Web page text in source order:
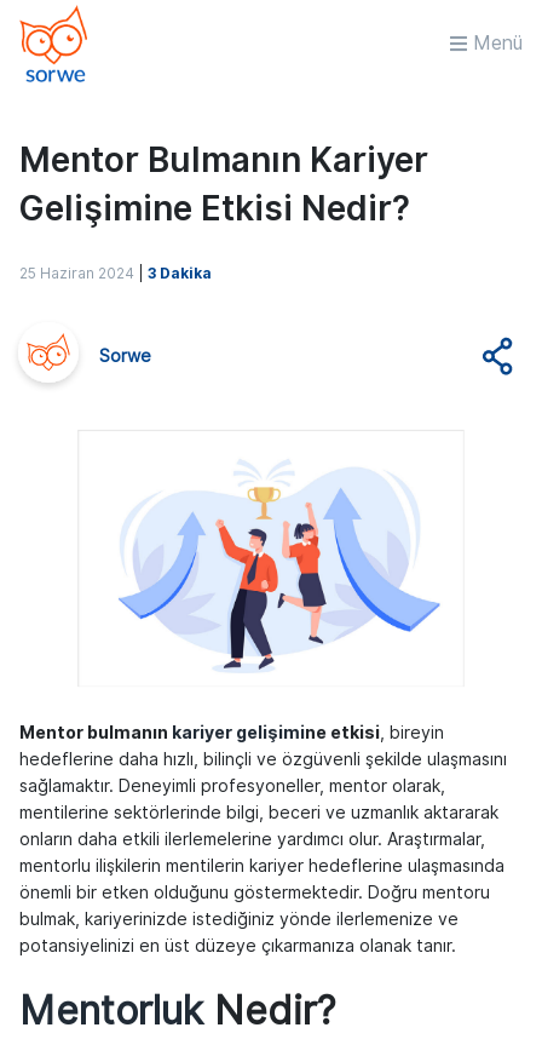
Menü
Mentor Bulmanın Kariyer
Gelişimine Etkisi Nedir?
25 Haziran 2024 3 Dakika
Sorwe
Mentor bulmanın kariyer gelişimine etkisi , bireyin
hedeflerine daha hızlı, bilinçli ve özgüvenli şekilde ulaşmasını
sağlamaktır. Deneyimli profesyoneller, mentor olarak,
mentilerine sektörlerinde bilgi, beceri ve uzmanlık aktararak
onların daha etkili ilerlemelerine yardımcı olur. Araştırmalar,
mentorlu ilişkilerin mentilerin kariyer hedeflerine ulaşmasında
önemli bir etken olduğunu göstermektedir. Doğru mentoru
bulmak, kariyerinizde istediğiniz yönde ilerlemenize ve
potansiyelinizi en üst düzeye çıkarmanıza olanak tanır.
MentorlukNedir?